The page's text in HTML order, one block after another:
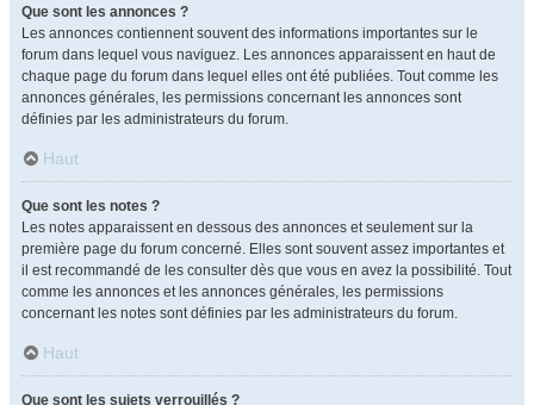
Que sont les annonces ?
Les annonces contiennent souvent des informations importantes sur le
forum dans lequel vous naviguez. Les annonces apparaissent en haut de
chaque page du forum dans lequel elles ont été publiées. Tout comme les
annonces générales, les permissions concernant les annonces sont
définies par les administrateurs du forum.
Haut
Que sont les notes ?
Les notes apparaissent en dessous des annonces et seulement sur la
première page du forum concerné. Elles sont souvent assez importantes et
il est recommandé de les consulter dès que vous en avez la possibilité. Tout
comme les annonces et les annonces générales, les permissions
concernant les notes sont définies par les administrateurs du forum.
Haut
Que sont les sujets verrouillés ?